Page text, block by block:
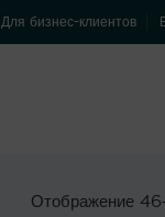
Для бизнес-клиентов
Отображение